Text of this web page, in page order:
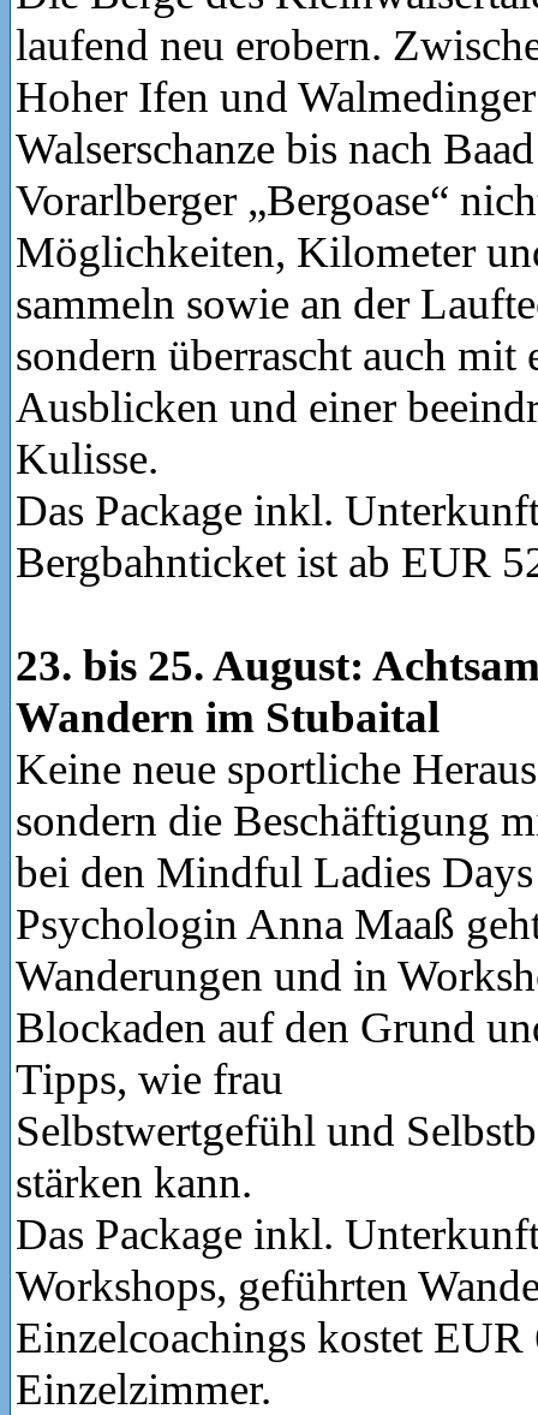
laufend neu erobern.
Hoher Ifen und
Walserschanze bis nach
Vorarlberger „Bergoase“
Möglichkeiten, Kilometer
sammeln sowie an der
sondern überrascht auch mit
Ausblicken und einer
Kulisse.
Das Package inkl.
Bergbahnticket ist ab EUR
23. bis 25. August:
Wandern im Stubaital
Keine neue sportliche
sondern die Beschäftigung
bei den Mindful Ladies
Psychologin Anna Maaß
Wanderungen und in
Blockaden auf den Grund
Tipps, wie frau
Selbstwertgefühl und
stärken kann.
Das Package inkl.
Workshops, geführten
Einzelcoachings kostet
Einzelzimmer.